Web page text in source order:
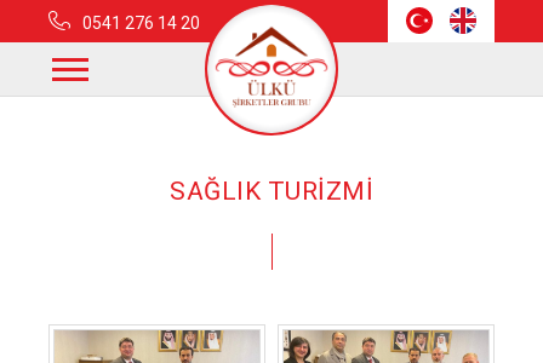
0541 276 14 20
Fotoğraflar
SAĞLIK TURİZMİ